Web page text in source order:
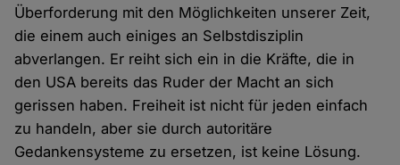
Überforderung mit den Möglichkeiten unserer Zeit,
die einem auch einiges an Selbstdisziplin
abverlangen. Er reiht sich ein in die Kräfte, die in
den USA bereits das Ruder der Macht an sich
gerissen haben. Freiheit ist nicht für jeden einfach
zu handeln, aber sie durch autoritäre
Gedankensysteme zu ersetzen, ist keine Lösung.